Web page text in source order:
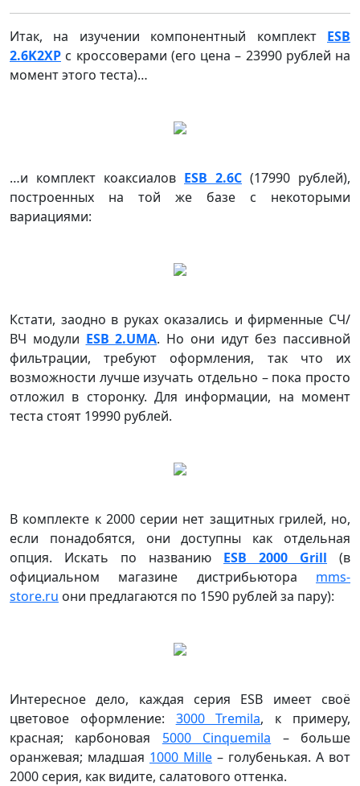
Итак, на изучении компонентный комплект ESB
2.6K2XP с кроссоверами (его цена – 23990 рублей на
момент этого теста)…
…и комплект коаксиалов ESB 2.6С (17990 рублей),
построенных на той же базе с некоторыми
вариациями:
Кстати, заодно в руках оказались и фирменные СЧ/
ВЧ модули ESB 2.UMA. Но они идут без пассивной
фильтрации, требуют оформления, так что их
возможности лучше изучать отдельно – пока просто
отложил в сторонку. Для информации, на момент
теста стоят 19990 рублей.
В комплекте к 2000 серии нет защитных грилей, но,
если понадобятся, они доступны как отдельная
опция. Искать по названию ESB 2000 Grill (в
официальном магазине дистрибьютора mms-
store.ru они предлагаются по 1590 рублей за пару):
Интересное дело, каждая серия ESB имеет своё
цветовое оформление: 3000 Tremila, к примеру,
красная; карбоновая 5000 Cinquemila – больше
оранжевая; младшая 1000 Mille – голубенькая. А вот
2000 серия, как видите, салатового оттенка.